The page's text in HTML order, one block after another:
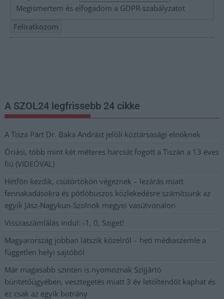
Megismertem és elfogadom a GDPR-szabályzatot
A SZOL24 legfrissebb 24 cikke
A Tisza Párt Dr. Baka Andrást jelöli köztársasági elnöknek
Óriási, több mint két méteres harcsát fogott a Tiszán a 13 éves
fiú (VIDEÓVAL)
Hétfőn kezdik, csütörtökön végeznek – lezárás miatt
fennakadásokra és pótlóbuszos közlekedésre számítsunk az
egyik Jász-Nagykun-Szolnok megyei vasútvonalon
Visszaszámlálás indul: -1, 0, Sziget!
Magyarország jobban látszik közelről – heti médiaszemle a
független helyi sajtóból
Már magasabb szinten is nyomoznak Szijjártó
büntetőügyében, vesztegetés miatt 3 év letöltendőt kaphat és
ez csak az egyik botrány